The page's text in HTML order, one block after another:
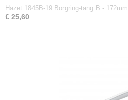
Hazet 1845B-19 Borgring-tang B - 172mm
€ 25,60